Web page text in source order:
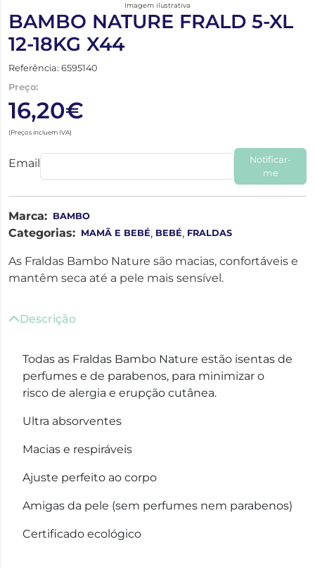
Imagem ilustrativa
BAMBO NATURE FRALD 5-XL
12-18KG X44
Referência: 6595140
Preço:
16,20€
(Preços incluem IVA)
Email
Notificar-
me
Marca: BAMBO
Categorias: MAMÃ E BEBÉ, BEBÉ, FRALDAS
As Fraldas Bambo Nature são macias, confortáveis e
mantêm seca até a pele mais sensível.
Descrição
Todas as Fraldas Bambo Nature estão isentas de
perfumes e de parabenos, para minimizar o
risco de alergia e erupção cutânea.
Ultra absorventes
Macias e respiráveis
Ajuste perfeito ao corpo
Amigas da pele (sem perfumes nem parabenos)
Certificado ecológico